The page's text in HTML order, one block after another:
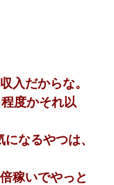
入だからな。
度かそれ以
なるやつは、
稼いでやっと